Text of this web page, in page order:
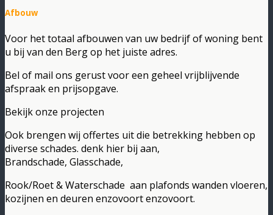
Afbouw
Voor het totaal afbouwen van uw bedrijf of woning bent
u bij van den Berg op het juiste adres.
Bel of mail ons gerust voor een geheel vrijblijvende
afspraak en prijsopgave.
Bekijk onze projecten
Ook brengen wij offertes uit die betrekking hebben op
diverse schades. denk hier bij aan,
Brandschade, Glasschade,
Rook/Roet & Waterschade aan plafonds wanden vloeren,
kozijnen en deuren enzovoort enzovoort.